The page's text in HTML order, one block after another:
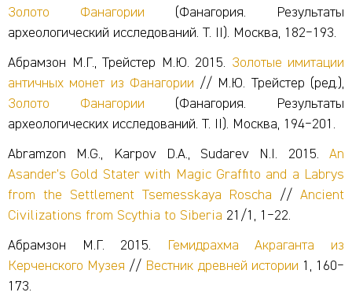
Золото Фанагории (Фанагория. Результаты
археологический исследований. Т. II). Москва, 182‒193.
Абрамзон М.Г., Трейстер М.Ю. 2015. Золотые имитации
античных монет из Фанагории // М.Ю. Трейстер (ред.),
Золото Фанагории (Фанагория. Результаты
археологических исследований. Т. II). Москва, 194‒201.
Abramzon M.G., Karpov D.A., Sudarev N.I. 2015. An
Asander's Gold Stater with Magic Graffito and a Labrys
from the Settlement Tsemesskaya Roscha //Ancient
Civilizations from Scythia to Siberia 21/1, 1‒22.
Абрамзон М.Г. 2015.
Гемидрахма Акраганта из
Керченского Музея // Вестник древней истории 1, 160‒
173.